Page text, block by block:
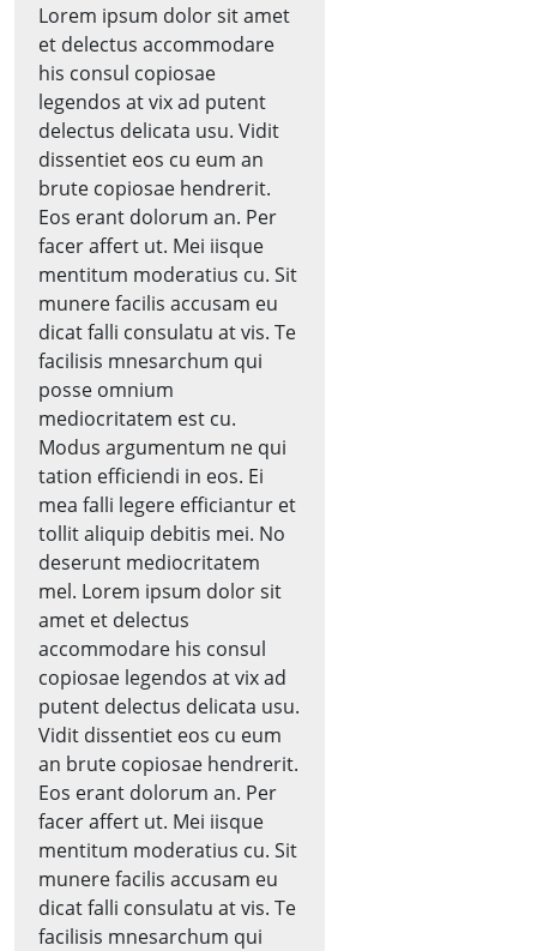
Lorem ipsum dolor sit amet
et delectus accommodare
his consul copiosae
legendos at vix ad putent
delectus delicata usu. Vidit
dissentiet eos cu eum an
brute copiosae hendrerit.
Eos erant dolorum an. Per
facer affert ut. Mei iisque
mentitum moderatius cu. Sit
munere facilis accusam eu
dicat falli consulatu at vis. Te
facilisis mnesarchum qui
posse omnium
mediocritatem est cu.
Modus argumentum ne qui
tation efficiendi in eos. Ei
mea falli legere efficiantur et
tollit aliquip debitis mei. No
deserunt mediocritatem
mel. Lorem ipsum dolor sit
amet et delectus
accommodare his consul
copiosae legendos at vix ad
putent delectus delicata usu.
Vidit dissentiet eos cu eum
an brute copiosae hendrerit.
Eos erant dolorum an. Per
facer affert ut. Mei iisque
mentitum moderatius cu. Sit
munere facilis accusam eu
dicat falli consulatu at vis. Te
facilisis mnesarchum qui